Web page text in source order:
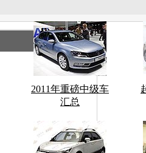
2011年重磅中级车
汇总